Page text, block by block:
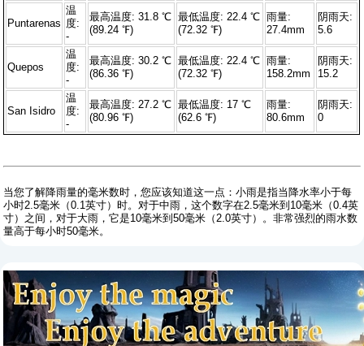
Puntarenas
温
度:
-
最高温度: 31.8 ℃
(89.24 ℉)
最低温度: 22.4 ℃
(72.32 ℉)
雨量:
27.4mm
阴雨天:
5.6
Quepos
温
度:
-
最高温度: 30.2 ℃
(86.36 ℉)
最低温度: 22.4 ℃
(72.32 ℉)
雨量:
158.2mm
阴雨天:
15.2
San Isidro
温
度:
-
最高温度: 27.2 ℃
(80.96 ℉)
最低温度: 17 ℃
(62.6 ℉)
雨量:
80.6mm
阴雨天:
0
当您了解降雨量的毫米数时，您应该知道这一点：小雨是指当降水率小于每
小时2.5毫米（0.1英寸）时。对于中雨，这个数字在2.5毫米到10毫米（0.4英
寸）之间，对于大雨，它是10毫米到50毫米（2.0英寸）。非常强烈的雨水数
量高于每小时50毫米。